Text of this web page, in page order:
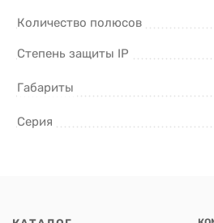
Количество полюсов
Степень защиты IP
Габариты
Серия